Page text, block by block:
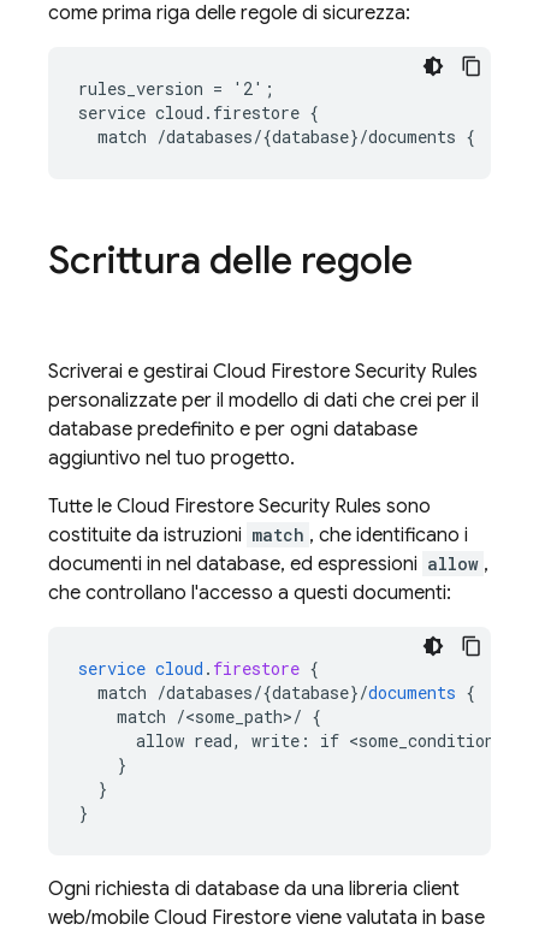
come prima riga delle regole di sicurezza:
rules_version = '2';
service cloud.firestore {
Scrittura delle regole
Scriverai e gestirai Cloud Firestore Security Rules
personalizzate per il modello di dati che crei per il
database predefinito e per ogni database
aggiuntivo nel tuo progetto.
Tutte le Cloud Firestore Security Rules sono
costituite da istruzioni match , che identificano i
documenti in nel database, ed espressioni allow ,
che controllano l'accesso a questi documenti:
service cloud . firestore {
match /databases/{database}/documents {
match /<some_path>/ {
allow read, write : if <some_condition
}
}
}
Ogni richiesta di database da una libreria client
web/mobile Cloud Firestore viene valutata in base